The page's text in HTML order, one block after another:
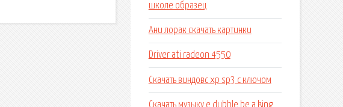
школе образец
Ани лорак скачать картинки
Driver ati radeon 4550
Скачать виндовс xp sp3 c ключом
Скачать музыку e dubble be a king